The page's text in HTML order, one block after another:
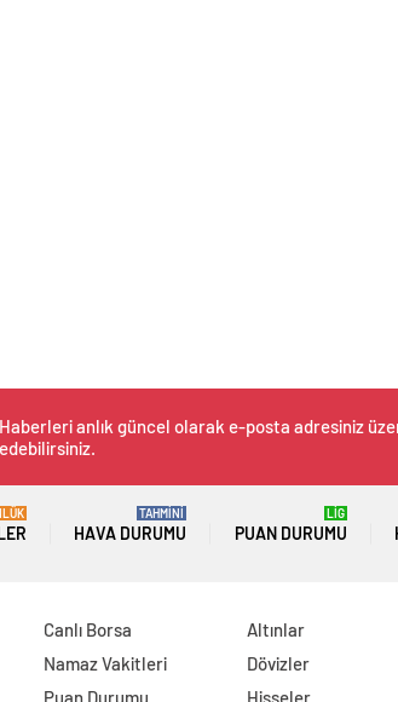
Haberleri anlık güncel olarak e-posta adresiniz
edebilirsiniz.
HAVA DURUMU
TAHMİNİ
PUAN DURUMU
LİG
Canlı Borsa
Namaz Vakitleri
Puan Durumu
Altınlar
Dövizler
Hisseler